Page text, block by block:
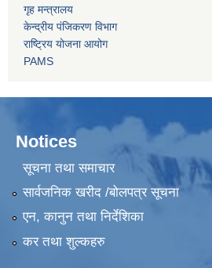
गृह मन्त्रालय
केन्द्रीय पंजिकरण विभाग
राष्ट्रिय योजना आयोग
PAMS
Notices
सूचना तथा समाचार
सार्वजनिक खरीद /बोलपत्र सूचना
एन, कानुन तथा निर्देशिका
कर तथा शुल्कहरु